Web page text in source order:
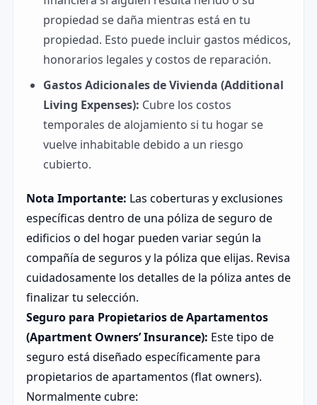
propiedad se daña mientras está en tu
propiedad. Esto puede incluir gastos médicos,
honorarios legales y costos de reparación.
Gastos Adicionales de Vivienda (Additional
Living Expenses): Cubre los costos
temporales de alojamiento si tu hogar se
vuelve inhabitable debido a un riesgo
cubierto.
Nota Importante: Las coberturas y exclusiones
específicas dentro de una póliza de seguro de
edificios o del hogar pueden variar según la
compañía de seguros y la póliza que elijas. Revisa
cuidadosamente los detalles de la póliza antes de
finalizar tu selección.
Seguro para Propietarios de Apartamentos
(Apartment Owners’ Insurance): Este tipo de
seguro está diseñado específicamente para
propietarios de apartamentos (flat owners).
Normalmente cubre: